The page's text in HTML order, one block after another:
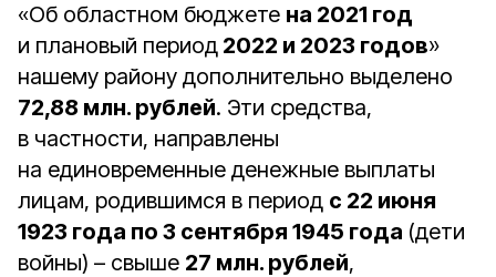
«Об областном бюджете на 2021 год
и плановый период 2022 и 2023 годов»
нашему району дополнительно выделено
72,88 млн. рублей. Эти средства,
в частности, направлены
на единовременные денежные выплаты
лицам, родившимся в период с 22 июня
1923 года по 3 сентября 1945 года (дети
войны) – свыше 27 млн. рублей,